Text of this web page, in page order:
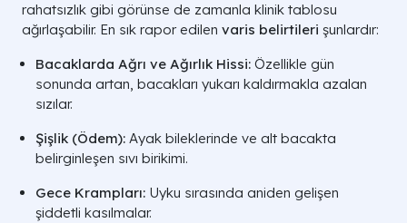
rahatsızlık gibi görünse de zamanla klinik tablosu
ağırlaşabilir. En sık rapor edilen varis belirtileri şunlardır:
Bacaklarda Ağrı ve Ağırlık Hissi: Özellikle gün
sonunda artan, bacakları yukarı kaldırmakla azalan
sızılar.
Şişlik (Ödem): Ayak bileklerinde ve alt bacakta
belirginleşen sıvı birikimi.
Gece Krampları: Uyku sırasında aniden gelişen
şiddetli kasılmalar.